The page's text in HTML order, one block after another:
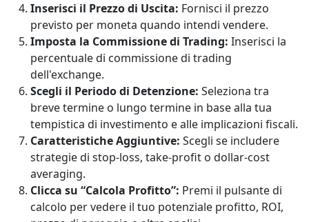
Inserisci il Prezzo di Uscita: Fornisci il prezzo
previsto per moneta quando intendi vendere.
Imposta la Commissione di Trading: Inserisci la
percentuale di commissione di trading
dell'exchange.
Scegli il Periodo di Detenzione: Seleziona tra
breve termine o lungo termine in base alla tua
tempistica di investimento e alle implicazioni fiscali.
Caratteristiche Aggiuntive: Scegli se includere
strategie di stop-loss, take-profit o dollar-cost
averaging.
Clicca su “Calcola Profitto”: Premi il pulsante di
calcolo per vedere il tuo potenziale profitto, ROI,